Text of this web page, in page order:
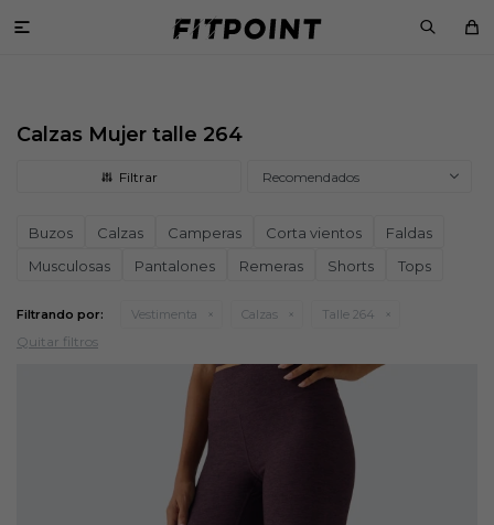

Calzas Mujer talle 264
Recomendados
Buzos Calzas Camperas Corta vientos
Faldas
Musculosas
Pantalones Remeras Shorts Tops
Filtrando por: Vestimenta Calzas Talle 264
Quitar filtros